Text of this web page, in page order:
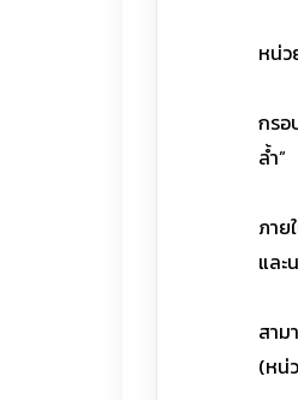
หน่ว
กรอ
ล้ำ”
ภาย
และ
สาม
(หน่